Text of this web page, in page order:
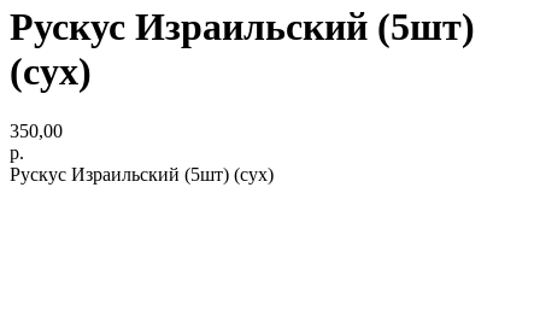
Рускус Израильский (5шт)
(сух)
350,00
р.
Рускус Израильский (5шт) (сух)